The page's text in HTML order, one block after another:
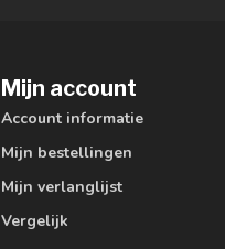
Mijn account
Account informatie
Mijn bestellingen
Mijn verlanglijst
Vergelijk